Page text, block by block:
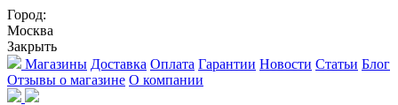
Город:
Москва
Закрыть
Магазины Доставка Оплата Гарантии Новости Статьи Блог
Отзывы о магазине О компании